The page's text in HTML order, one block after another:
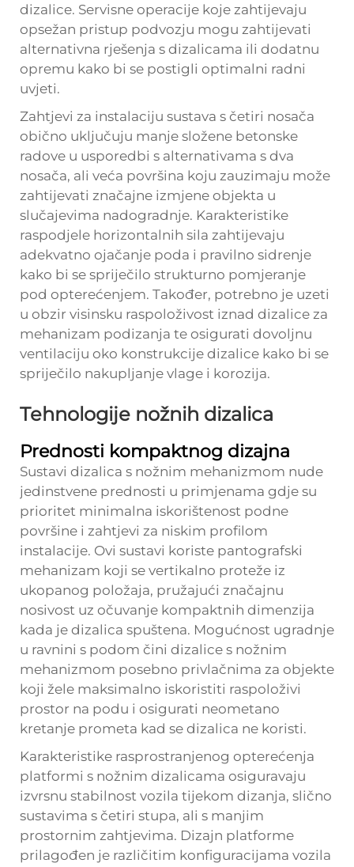
dizalice. Servisne operacije koje zahtijevaju
opsežan pristup podvozju mogu zahtijevati
alternativna rješenja s dizalicama ili dodatnu
opremu kako bi se postigli optimalni radni
uvjeti.
Zahtjevi za instalaciju sustava s četiri nosača
obično uključuju manje složene betonske
radove u usporedbi s alternativama s dva
nosača, ali veća površina koju zauzimaju može
zahtijevati značajne izmjene objekta u
slučajevima nadogradnje. Karakteristike
raspodjele horizontalnih sila zahtijevaju
adekvatno ojačanje poda i pravilno sidrenje
kako bi se spriječilo strukturno pomjeranje
pod opterećenjem. Također, potrebno je uzeti
u obzir visinsku raspoloživost iznad dizalice za
mehanizam podizanja te osigurati dovoljnu
ventilaciju oko konstrukcije dizalice kako bi se
spriječilo nakupljanje vlage i korozija.
Tehnologije nožnih dizalica
Prednosti kompaktnog dizajna
Sustavi dizalica s nožnim mehanizmom nude
jedinstvene prednosti u primjenama gdje su
prioritet minimalna iskorištenost podne
površine i zahtjevi za niskim profilom
instalacije. Ovi sustavi koriste pantografski
mehanizam koji se vertikalno proteže iz
ukopanog položaja, pružajući značajnu
nosivost uz očuvanje kompaktnih dimenzija
kada je dizalica spuštena. Mogućnost ugradnje
u ravnini s podom čini dizalice s nožnim
mehanizmom posebno privlačnima za objekte
koji žele maksimalno iskoristiti raspoloživi
prostor na podu i osigurati neometano
kretanje prometa kad se dizalica ne koristi.
Karakteristike rasprostranjenog opterećenja
platformi s nožnim dizalicama osiguravaju
izvrsnu stabilnost vozila tijekom dizanja, slično
sustavima s četiri stupa, ali s manjim
prostornim zahtjevima. Dizajn platforme
prilagođen je različitim konfiguracijama vozila